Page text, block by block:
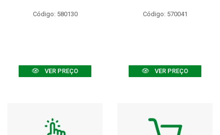
Código: 580130
VER PREÇO
Código: 570041
VER PREÇO